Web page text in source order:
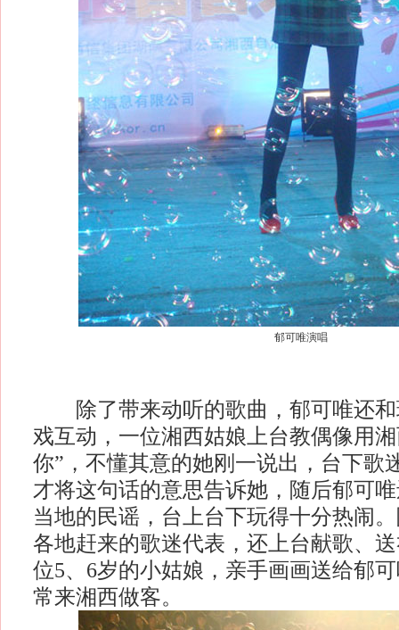
郁可唯演唱
除了带来动听的歌曲，郁可唯还和
戏互动，一位湘西姑娘上台教偶像用
你”，不懂其意的她刚一说出，台下歌
才将这句话的意思告诉她，随后郁可
当地的民谣，台上台下玩得十分热闹
各地赶来的歌迷代表，还上台献歌、
位5、6岁的小姑娘，亲手画画送给郁
常来湘西做客。